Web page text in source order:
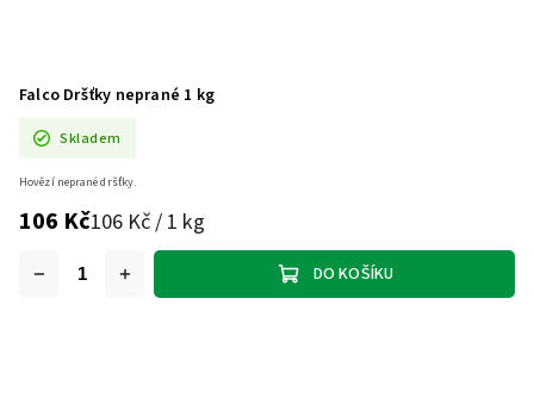
Falco Dršťky neprané 1 kg
Skladem
106 Kč106 Kč / 1 kg
DO KOŠÍKU
Hovězí neprané dršťky.